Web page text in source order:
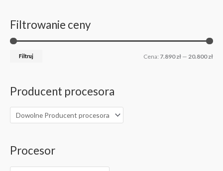
Filtrowanie ceny
Filtruj Cena: 7.890 zł — 20.800 zł
Producent procesora
Procesor